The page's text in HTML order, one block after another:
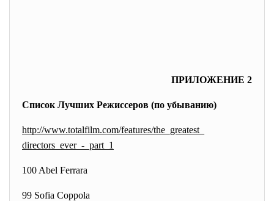
ПРИЛОЖЕНИЕ 2
Список Лучших Режиссеров (по убыванию)
http://www.totalfilm.com/features/the_greatest_
directors_ever_-_part_1
100 Abel Ferrara
99 Sofia Coppola